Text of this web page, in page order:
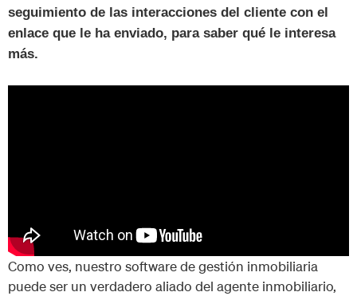
seguimiento de las interacciones del cliente con el
enlace que le ha enviado, para saber qué le interesa
más.
Como ves, nuestro software de gestión inmobiliaria
puede ser un verdadero aliado del agente inmobiliario,